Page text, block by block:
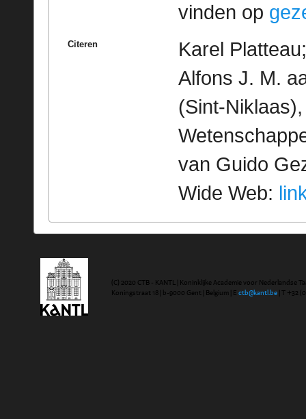
vinden op
Citeren
Karel
Alfons J. M.
(Sint-
van Guido
Wide Web:
(C) 2020 CTB - KANTL | Koninklijke Academie voor Nederlandse
Koningstraat 18 | b-9000 Gent | Belgium | E ctb@kantl.be | T +32